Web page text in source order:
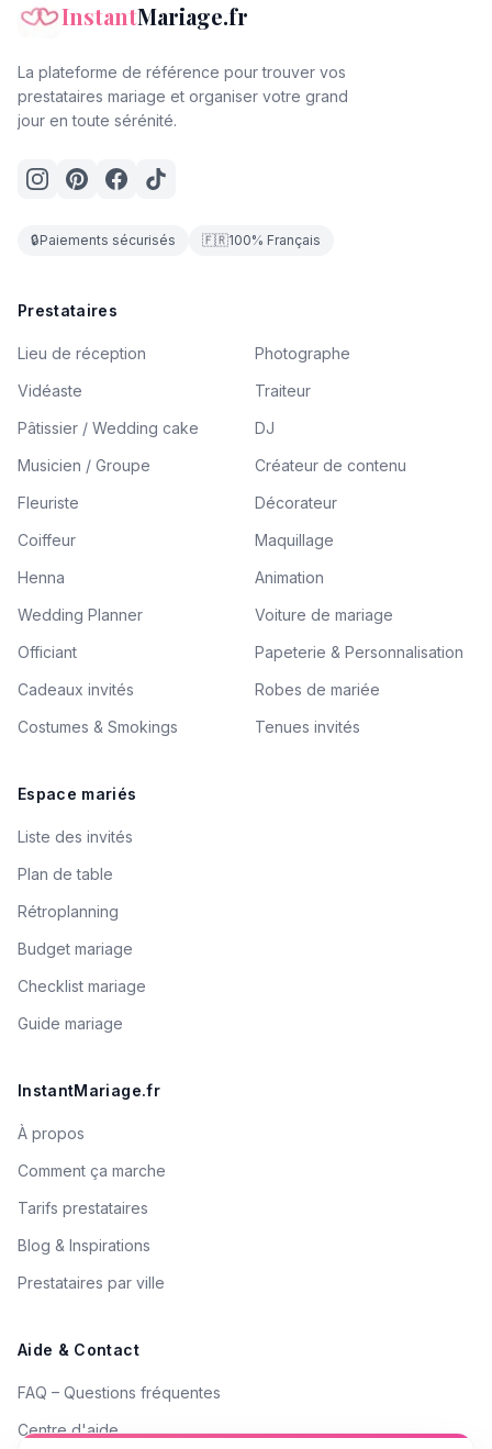
InstantMariage.fr
La plateforme de référence pour trouver vos
prestataires mariage et organiser votre grand
jour en toute sérénité.
🔒Paiements sécurisés 🇫🇷100% Français
Prestataires
Lieu de réception
Photographe
Vidéaste
Traiteur
Pâtissier / Wedding cake
DJ
Musicien / Groupe
Créateur de contenu
Fleuriste
Décorateur
Coiffeur
Maquillage
Henna
Animation
Wedding Planner
Voiture de mariage
Officiant
Papeterie & Personnalisation
Cadeaux invités
Robes de mariée
Costumes & Smokings
Tenues invités
Espace mariés
Liste des invités
Plan de table
Rétroplanning
Budget mariage
Checklist mariage
Guide mariage
InstantMariage.fr
À propos
Comment ça marche
Tarifs prestataires
Blog & Inspirations
Prestataires par ville
Aide & Contact
FAQ – Questions fréquentes
Centre d'aide